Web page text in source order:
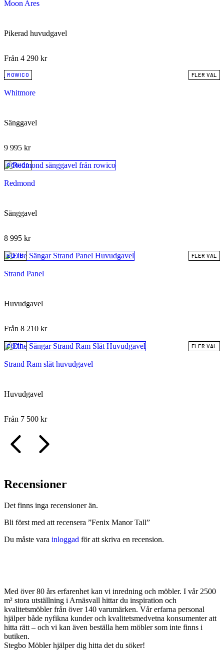
Moon Ares
Pikerad huvudgavel
Från 4 290 kr
ROWICO FLER VAL
Whitmore
Sänggavel
9 995 kr
ROWICO
Redmond
Sänggavel
8 995 kr
ELITE FLER VAL
Strand Panel
Huvudgavel
Från 8 210 kr
ELITE FLER VAL
Strand Ram slät huvudgavel
Huvudgavel
Från 7 500 kr
Recensioner
Det finns inga recensioner än.
Bli först med att recensera ”Fenix Manor Tall”
Du måste vara inloggad för att skriva en recension.
Med över 80 års erfarenhet kan vi inredning och möbler. I vår 2500
m² stora utställning i Arnäsvall hittar du inspiration och
kvalitetsmöbler från över 140 varumärken. Vår erfarna personal
hjälper både nyfikna kunder och kvalitetsmedvetna konsumenter att
hitta rätt – och vi kan även beställa hem möbler som inte finns i
butiken.
Stegbo Möbler hjälper dig hitta det du söker!